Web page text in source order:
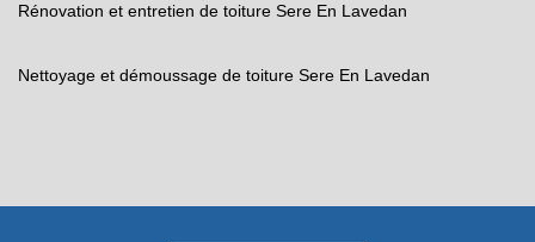
Rénovation et entretien de toiture Sere En Lavedan
Nettoyage et démoussage de toiture Sere En Lavedan